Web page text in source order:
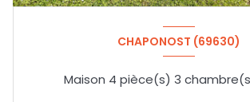
CHAPONOST (69630)